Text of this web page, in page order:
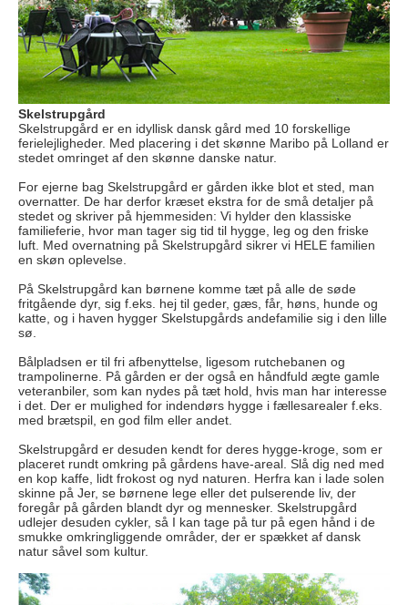
Skelstrupgård
Skelstrupgård er en idyllisk dansk gård med 10 forskellige
ferielejligheder. Med placering i det skønne Maribo på Lolland er
stedet omringet af den skønne danske natur.
For ejerne bag Skelstrupgård er gården ikke blot et sted, man
overnatter. De har derfor kræset ekstra for de små detaljer på
stedet og skriver på hjemmesiden: Vi hylder den klassiske
familieferie, hvor man tager sig tid til hygge, leg og den friske
luft. Med overnatning på Skelstrupgård sikrer vi HELE familien
en skøn oplevelse.
På Skelstrupgård kan børnene komme tæt på alle de søde
fritgående dyr, sig f.eks. hej til geder, gæs, får, høns, hunde og
katte, og i haven hygger Skelstupgårds andefamilie sig i den lille
sø.
Bålpladsen er til fri afbenyttelse, ligesom rutchebanen og
trampolinerne. På gården er der også en håndfuld ægte gamle
veteranbiler, som kan nydes på tæt hold, hvis man har interesse
i det. Der er mulighed for indendørs hygge i fællesarealer f.eks.
med brætspil, en god film eller andet.
Skelstrupgård er desuden kendt for deres hygge-kroge, som er
placeret rundt omkring på gårdens have-areal. Slå dig ned med
en kop kaffe, lidt frokost og nyd naturen. Herfra kan i lade solen
skinne på Jer, se børnene lege eller det pulserende liv, der
foregår på gården blandt dyr og mennesker. Skelstrupgård
udlejer desuden cykler, så I kan tage på tur på egen hånd i de
smukke omkringliggende områder, der er spækket af dansk
natur såvel som kultur.